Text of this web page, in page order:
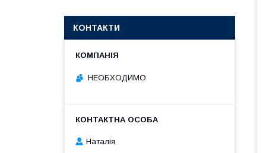
КОНТАКТИ
НЕОБХОДИМО
Наталія